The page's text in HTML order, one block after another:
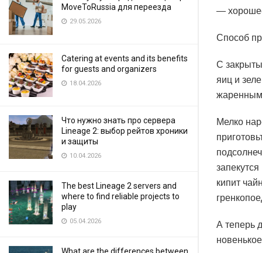
MoveToRussia для переезда
29.05.2026
Catering at events and its benefits
for guests and organizers
18.04.2026
Что нужно знать про сервера
Lineage 2: выбор рейтов хроники
и защиты
10.04.2026
The best Lineage 2 servers and
where to find reliable projects to
play
05.04.2026
—
Способ
С
яиц и
Мелко
кипит
А теперь